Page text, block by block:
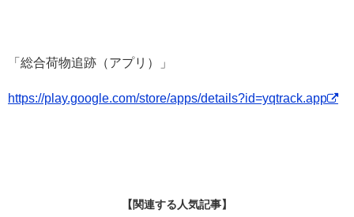
「総合荷物追跡（アプリ）」
https://play.google.com/store/apps/details?id=yqtrack.app
【関連する人気記事】